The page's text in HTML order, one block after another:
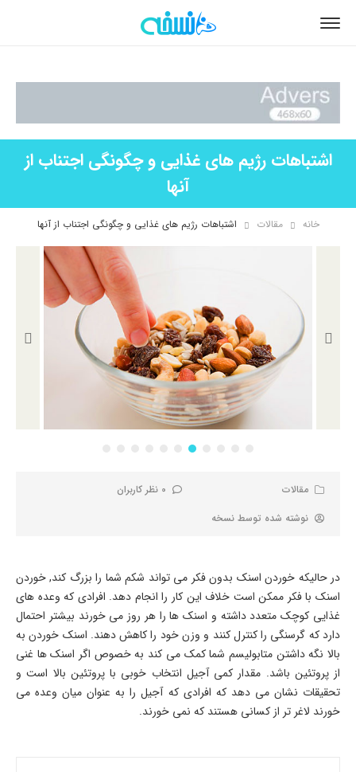
اشتباهات رژیم های غذایی و چگونگی اجتناب از
آنها
خانه مقالات اشتباهات رژیم های غذایی و چگونگی اجتناب از آنها
مقالات
0 نظر کاربران
نوشته شده توسط نسخه
در حالیکه خوردن اسنک بدون فکر می تواند شکم شما را بزرگ کند, خوردن
اسنک با فکر ممکن است خلاف این کار را انجام دهد. افرادی که وعده های
غذایی کوچک متعدد داشته و اسنک ها را هر روز می خورند بیشتر احتمال
دارد که گرسنگی را کنترل کنند و وزن خود را کاهش دهند. اسنک خوردن به
بالا نگه داشتن متابولیسم شما کمک می کند به خصوص اگر اسنک ها غنی
از پروتئین باشد. مقدار کمی آجیل انتخاب خوبی با پروتئین بالا است و
تحقیقات نشان می دهد که افرادی که آجیل را به عنوان میان وعده می
خورند لاغر تر از کسانی هستند که نمی خورند.